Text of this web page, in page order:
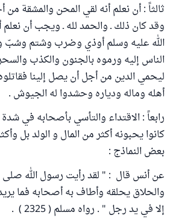
ثالثاً : أن نعلم أنه لقي المحن والمشقة من
وقد كان ذلك ـ والحمد لله ـ ويجب أن
الله عليه وسلم أوذي وضرب وشتم وسُبّ
الناس إليه ورموه بالجنون والكذب
ليحمي الدين من أجل أن يصل إلينا
أهله وماله ودياره وحشدوا له الجيوش .
رابعاً : الاقتداء والتأسي بأصحابه في
كانوا يحبونه أكثر من المال و الولد بل
بعض النماذج :
عن أنس قال : " لقد رأيت رسول الله صلى
والحلاق يحلقه وأطاف به أصحابه فما
إلا في يد رجل " . رواه مسلم ( 2325 ) .